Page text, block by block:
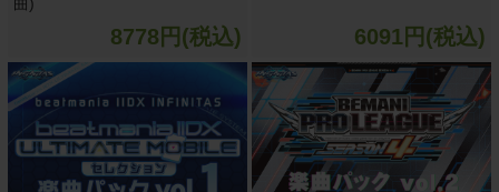
8778円(税込) 6091円(税込)